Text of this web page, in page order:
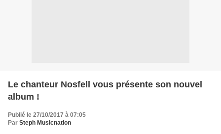
Le chanteur Nosfell vous présente son nouvel
album !
Publié le 27/10/2017 à 07:05
Par Steph Musicnation